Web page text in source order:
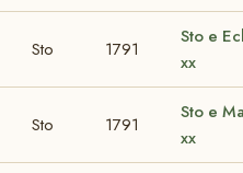
Sto 1791
Sto e
xx
Sto 1791
Sto e
xx